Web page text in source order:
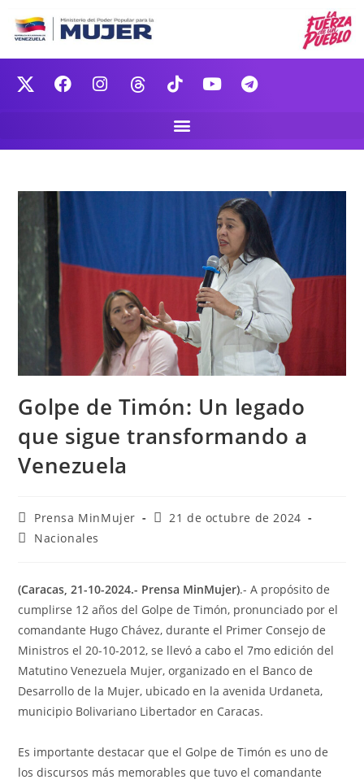
Golpe de Timón: Un legado
que sigue transformando a
Venezuela
Prensa MinMujer
21 de octubre de 2024
Nacionales
(Caracas, 21-10-2024.- Prensa MinMujer).- A propósito de
cumplirse 12 años del Golpe de Timón, pronunciado por el
comandante Hugo Chávez, durante el Primer Consejo de
Ministros el 20-10-2012, se llevó a cabo el 7mo edición del
Matutino Venezuela Mujer, organizado en el Banco de
Desarrollo de la Mujer, ubicado en la avenida Urdaneta,
municipio Bolivariano Libertador en Caracas.
Es importante destacar que el Golpe de Timón es uno de
los discursos más memorables que tuvo el comandante